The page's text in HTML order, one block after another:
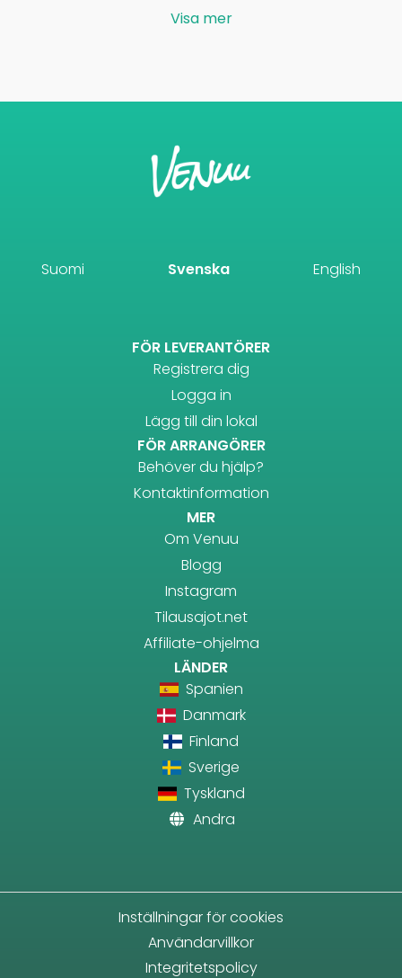
Visa mer
Suomi Svenska English
FÖR LEVERANTÖRER
Registrera dig
Logga in
Lägg till din lokal
FÖR ARRANGÖRER
Behöver du hjälp?
Kontaktinformation
MER
Om Venuu
Blogg
Instagram
Tilausajot.net
Affiliate-ohjelma
LÄNDER
Spanien
Danmark
Finland
Sverige
Tyskland
Andra
Inställningar för cookies
Användarvillkor
Integritetspolicy